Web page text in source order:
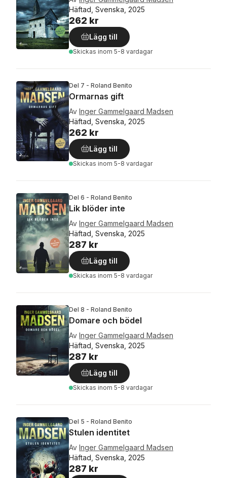
Häftad, Svenska, 2025
262 kr
Lägg till
Skickas inom 5-8 vardagar
Del 7 - Roland Benito
Ormarnas gift
Av Inger Gammelgaard Madsen
Häftad, Svenska, 2025
262 kr
Lägg till
Skickas inom 5-8 vardagar
Del 6 - Roland Benito
Lik blöder inte
Av Inger Gammelgaard Madsen
Häftad, Svenska, 2025
287 kr
Lägg till
Skickas inom 5-8 vardagar
Del 8 - Roland Benito
Domare och bödel
Av Inger Gammelgaard Madsen
Häftad, Svenska, 2025
287 kr
Lägg till
Skickas inom 5-8 vardagar
Del 5 - Roland Benito
Stulen identitet
Av Inger Gammelgaard Madsen
Häftad, Svenska, 2025
287 kr